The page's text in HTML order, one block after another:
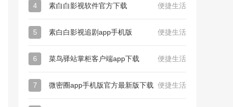
4 素白白影视软件官方下载 便捷生活
5 素白白影视追剧app手机版 便捷生活
6 菜鸟驿站掌柜客户端app下载 便捷生活
7 微密圈app手机版官方最新版下载 便捷生活